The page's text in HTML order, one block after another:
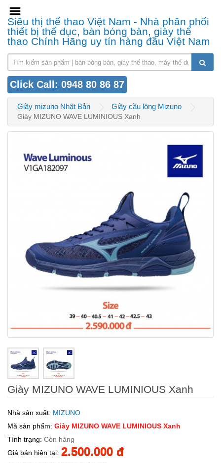
Siêu thị thể thao Việt Nam - Nhà phân phối
thiết bị thể dục, bàn bóng bàn, giày thể
thao Chính Hãng uy tín hàng đầu Việt Nam
Click Call: 0948 80 86 87
Giầy mizuno Nhật Bản Giầy cầu lông Mizuno
Giày MIZUNO WAVE LUMINIOUS Xanh
Giày MIZUNO WAVE LUMINIOUS Xanh
Nhà sản xuất: MIZUNO
Mã sản phẩm: Giày MIZUNO WAVE LUMINIOUS Xanh
Tình trạng: Còn hàng
Giá bán hiện tại: 2.500.000 đ